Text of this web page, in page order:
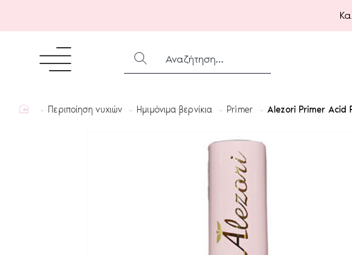
ΑΝΑΖΉΤΗΣΗ...
homeΠεριποίηση νυχιών Ημιμόνιμα βερνίκια Primer Alezori Primer Acid